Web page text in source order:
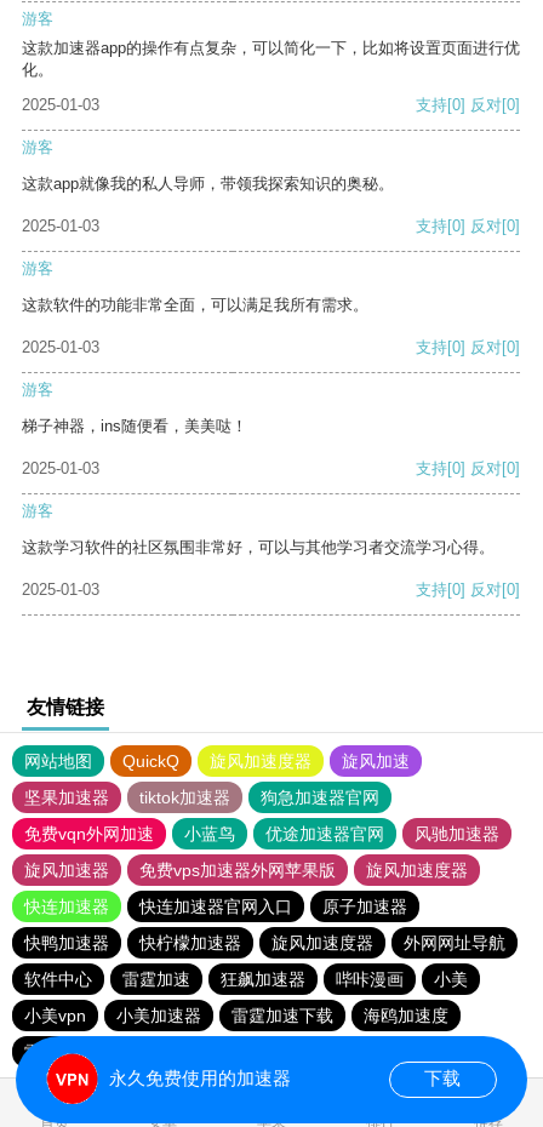
游客
这款加速器app的操作有点复杂，可以简化一下，比如将设置页面进行优
化。
2025-01-03
支持[0] 反对[0]
游客
这款app就像我的私人导师，带领我探索知识的奥秘。
2025-01-03 支持[0] 反对[0]
游客
这款软件的功能非常全面，可以满足我所有需求。
2025-01-03 支持[0] 反对[0]
游客
梯子神器，ins随便看，美美哒！
2025-01-03 支持[0] 反对[0]
游客
这款学习软件的社区氛围非常好，可以与其他学习者交流学习心得。
2025-01-03 支持[0] 反对[0]
友情链接
网站地图 QuickQ 旋风加速度器
旋风加速
坚果加速器
tiktok加速器
狗急加速器官网
免费vqn外网加速
小蓝鸟 优途加速器官网
风驰加速器
旋风加速器
免费vps加速器外网苹果版
旋风加速度器
快连加速器
快连加速器官网入口
原子加速器
快鸭加速器
快柠檬加速器 旋风加速度器
外网网址导航
软件中心
雷霆加速 狂飙加速器 哔咔漫画
小美
小美vpn
小美加速器 雷霆加速下载
海鸥加速度
雷霆加速版ins
首页 安卓 苹果 排行 推荐
永久免费使用的加速器 下载
0.085128s